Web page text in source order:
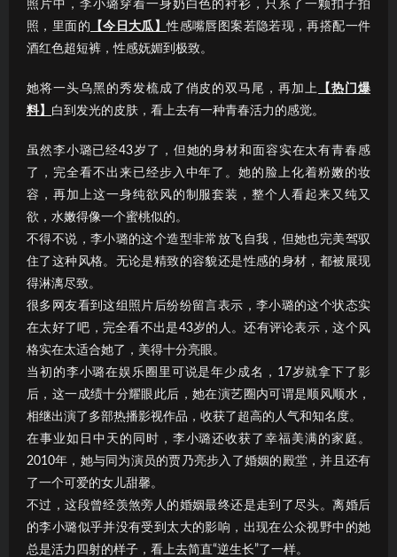
照片中，李小璐穿着一身奶白色的衬衫，只系了一颗扣子拍
照，里面的 【今日大瓜】性感嘴唇图案若隐若现，再搭配一件
酒红色超短裤，性感妩媚到极致。
她将一头乌黑的秀发梳成了俏皮的双马尾，再加上
【热门爆
料】 白到发光的皮肤，看上去有一种青春活力的感觉。
虽然李小璐已经43岁了，但她的身材和面容实在太有青春感
了，完全看不出来已经步入中年了。她的脸上化着粉嫩的妆
容，再加上这一身纯欲风的制服套装，整个人看起来又纯又
欲，水嫩得像一个蜜桃似的。
不得不说，李小璐的这个造型非常放飞自我，但她也完美驾驭
住了这种风格。无论是精致的容貌还是性感的身材，都被展现
得淋漓尽致。
很多网友看到这组照片后纷纷留言表示，李小璐的这个状态实
在太好了吧，完全看不出是43岁的人。还有评论表示，这个风
格实在太适合她了，美得十分亮眼。
当初的李小璐在娱乐圈里可说是年少成名，17岁就拿下了影
后，这一成绩十分耀眼此后，她在演艺圈内可谓是顺风顺水，
相继出演了多部热播影视作品，收获了超高的人气和知名度。
在事业如日中天的同时，李小璐还收获了幸福美满的家庭。
2010年，她与同为演员的贾乃亮步入了婚姻的殿堂，并且还有
了一个可爱的女儿甜馨。
不过，这段曾经羡煞旁人的婚姻最终还是走到了尽头。离婚后
的李小璐似乎并没有受到太大的影响，出现在公众视野中的她
总是活力四射的样子，看上去简直“逆生长”了一样。